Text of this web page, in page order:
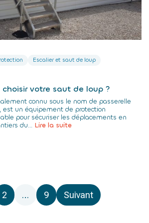
Escalier et saut de loup
votre saut de loup ?
connu sous le nom de passerelle
est un équipement de protection
pour sécuriser les déplacements en
du... Lire la suite
Pagination
des
2 … 9 Suivant